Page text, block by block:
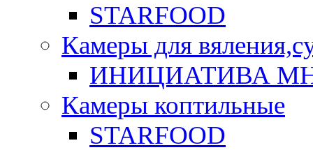
STARFOOD
Камеры для
ИНИЦИАТИВА
Камеры коптильные
STARFOOD